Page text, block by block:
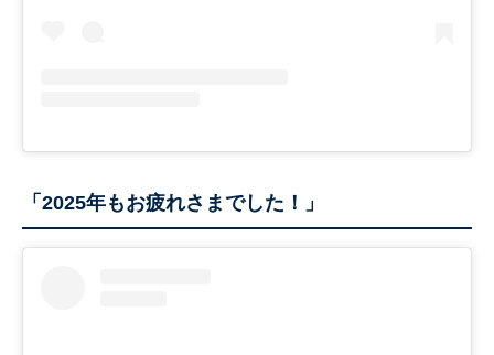
「2025年もお疲れさまでした！」